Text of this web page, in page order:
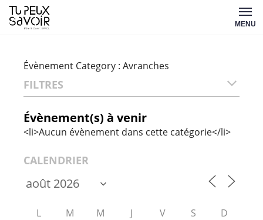
Aller
au
MENU
Évènement Category : Avranches
FILTRES
Évènement(s) à venir
<li>Aucun évènement dans cette catégorie</li>
CALENDRIER
L M M J V S D